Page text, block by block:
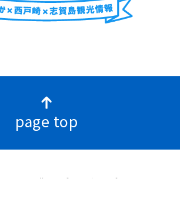
page top
リンク集 プライバシーポリシー